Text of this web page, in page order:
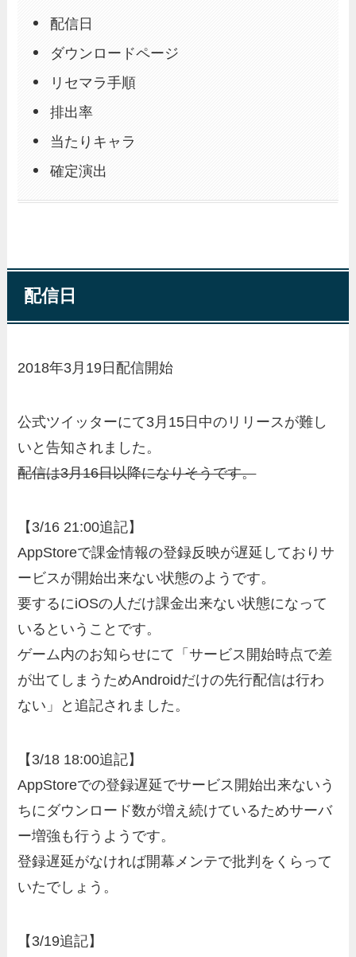
配信日
ダウンロードページ
リセマラ手順
排出率
当たりキャラ
確定演出
配信日
2018年3月19日 配信開始
公式ツイッターにて3月15日中のリリースが難し
いと告知されました。
配信は3月16日以降になりそうです。
【3/16 21:00追記】
AppStoreで課金情報の登録反映が遅延しておりサ
ービスが開始出来ない状態のようです。
要するにiOSの人だけ課金出来ない状態になって
いるということです。
ゲーム内のお知らせにて「サービス開始時点で差
が出てしまうためAndroidだけの先行配信は行わ
ない」と追記されました。
【3/18 18:00追記】
AppStoreでの登録遅延でサービス開始出来ないう
ちにダウンロード数が増え続けているためサーバ
ー増強も行うようです。
登録遅延がなければ開幕メンテで批判をくらって
いたでしょう。
【3/19追記】